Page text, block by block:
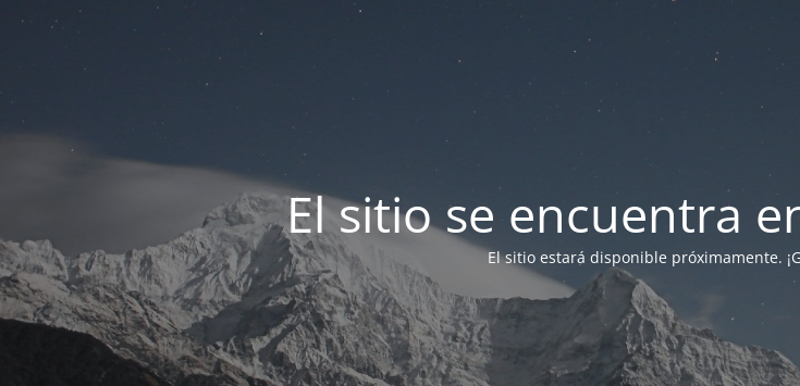
El sitio se encuentra
El sitio estará disponible próximamente.